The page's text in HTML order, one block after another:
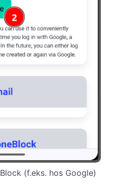
(f.eks. hos Google)